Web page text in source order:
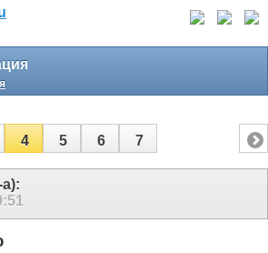
4 5 6 7